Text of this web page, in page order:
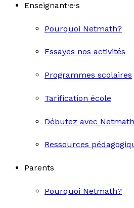
Enseignant·e·s
Pourquoi Netmath?
Essayes nos activités
Programmes scolaires
Tarification école
Débutez avec Netmath
Ressources
Parents
Pourquoi Netmath?